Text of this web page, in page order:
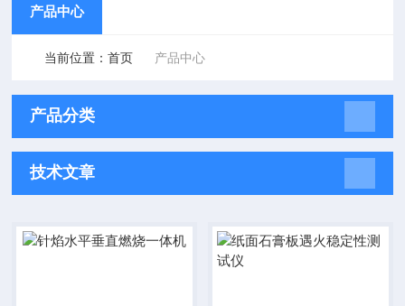
产品中心
当前位置：首页 产品中心
产品分类
技术文章